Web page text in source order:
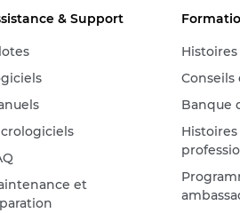
& Support
et
Histoires
Banque